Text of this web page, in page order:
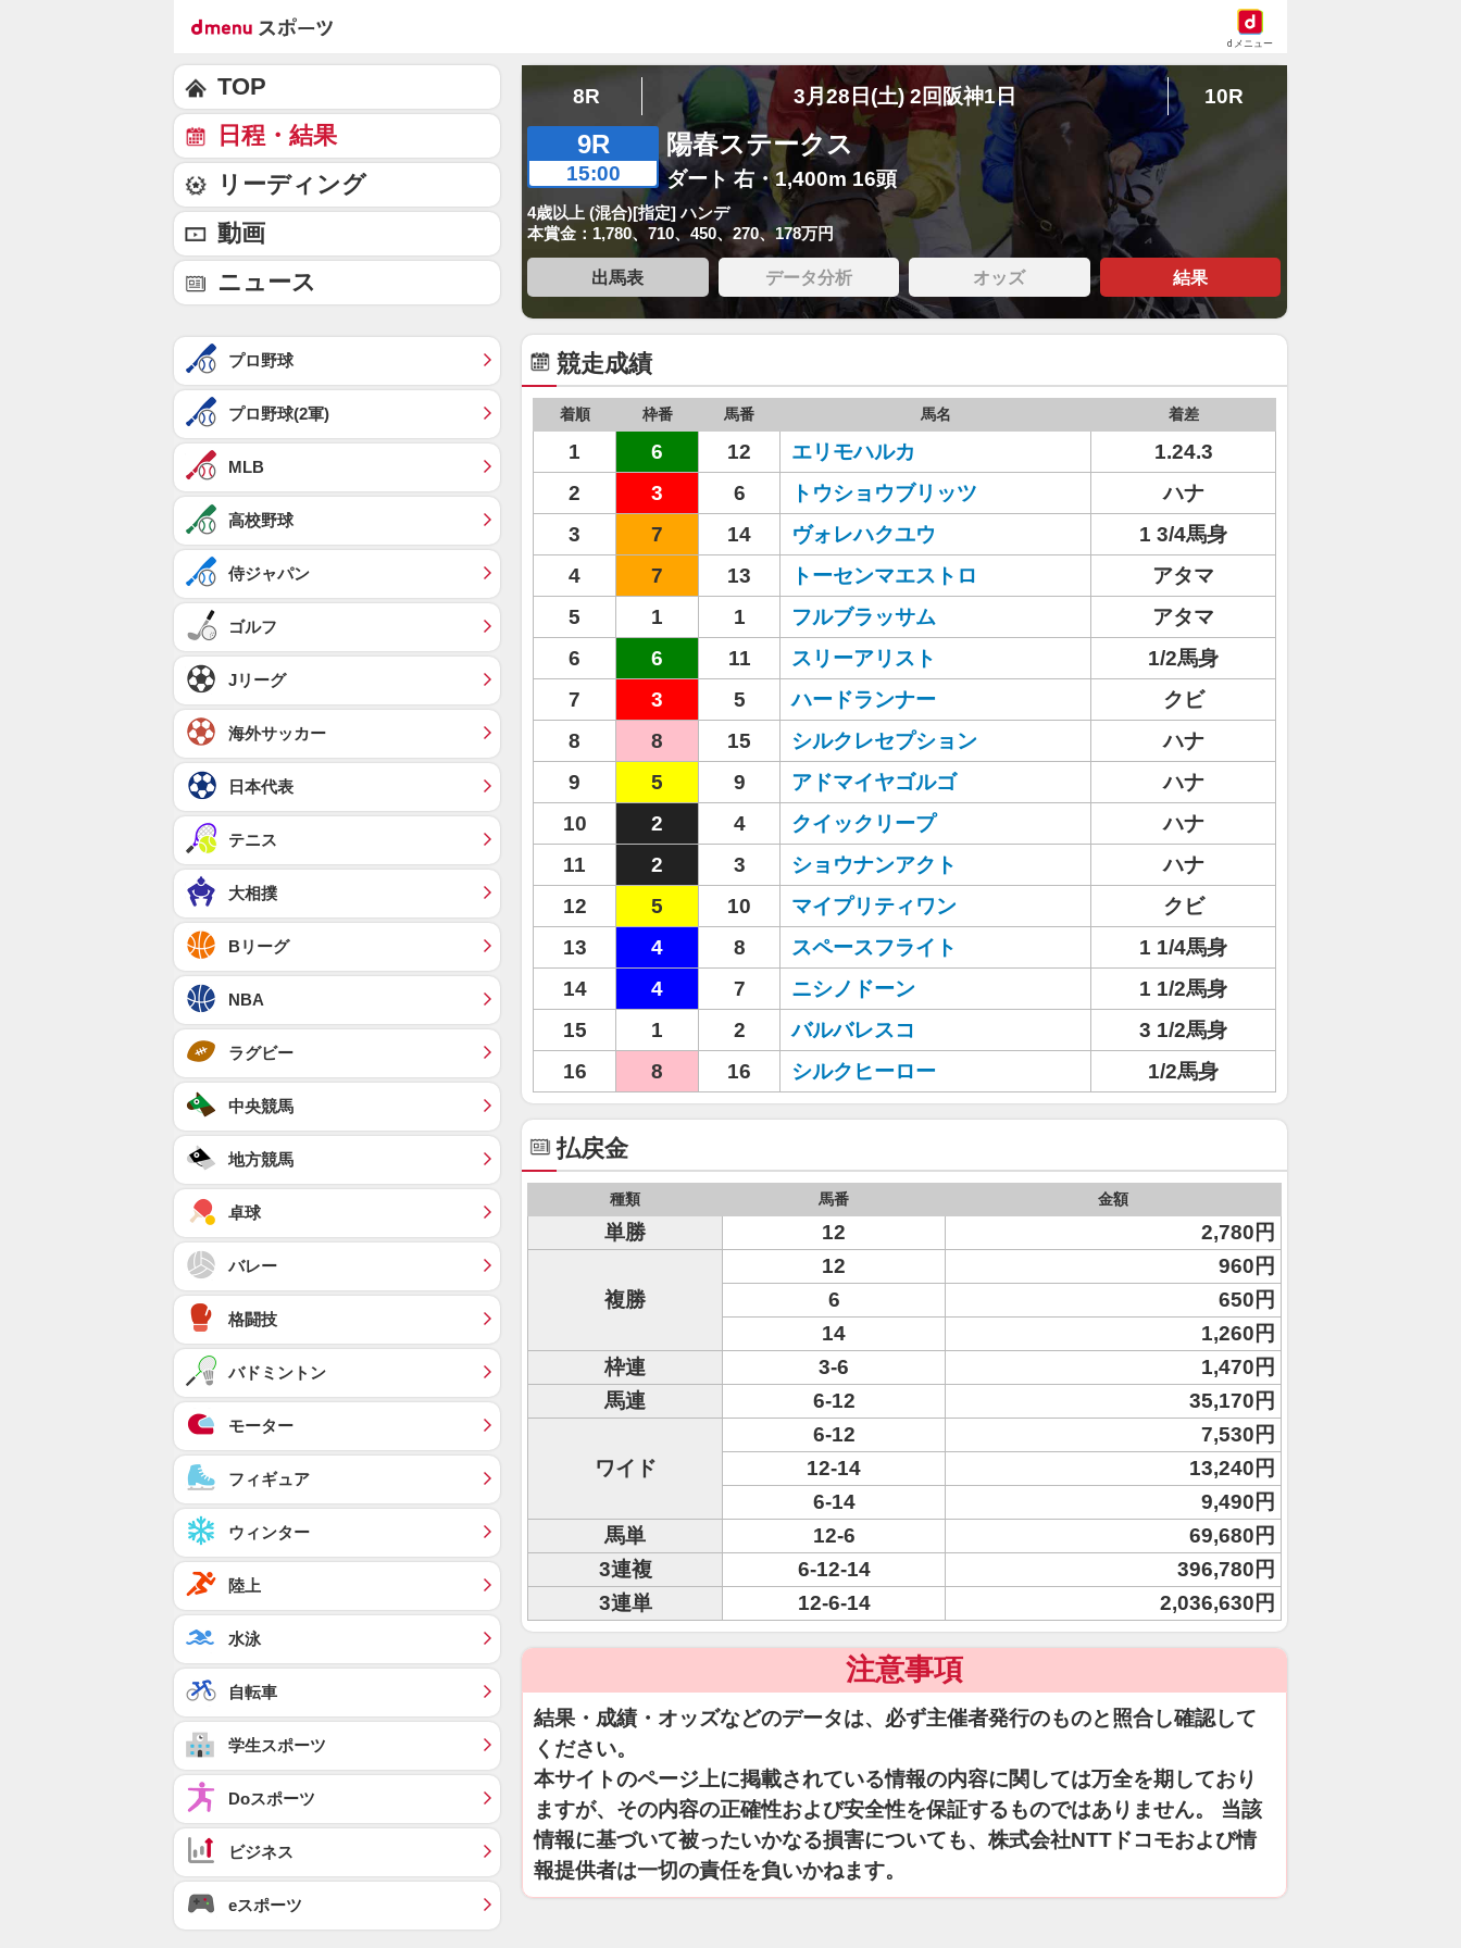
dメニュー
8R 3月28日(土) 2回阪神1日 10R
9R
15:00
陽春ステークス
ダート 右・1,400m 16頭
4歳以上 (混合)[指定] ハンデ
本賞金：1,780、710、450、270、178万円
出馬表 データ分析 オッズ 結果
競走成績
着順 枠番 馬番 馬名 着差
1 6 12 エリモハルカ
1.24.3
2
3 6 トウショウブリッツ
ハナ
3
7 14 ヴォレハクユウ
1 3/4馬身
4
7 13 トーセンマエストロ
アタマ
5
1 1 フルブラッサム
アタマ
6
6 11 スリーアリスト
1/2馬身
7
3 5 ハードランナー
クビ
8
8 15 シルクレセプション
ハナ
9
5 9 アドマイヤゴルゴ
ハナ
10
2 4 クイックリープ
ハナ
11
2 3 ショウナンアクト
ハナ
12
5 10 マイプリティワン
クビ
13
4 8 スペースフライト
1 1/4馬身
14
4 7 ニシノドーン
1 1/2馬身
15
1 2 バルバレスコ
3 1/2馬身
16
8 16 シルクヒーロー 1/2馬身
払戻金
種類 馬番 金額
単勝 12 2,780円
複勝
12
960円
6
650円
14
1,260円
枠連
3-6
1,470円
馬連
6-12 35,170円
ワイド
6-12
7,530円
12-14
13,240円
6-14
9,490円
馬単
12-6
69,680円
3連複
6-12-14
396,780円
3連単
12-6-14 2,036,630円
注意事項
結果・成績・オッズなどのデータは、必ず主催者発行のものと照合し確認して
ください。
本サイトのページ上に掲載されている情報の内容に関しては万全を期しており
ますが、その内容の正確性および安全性を保証するものではありません。 当該
情報に基づいて被ったいかなる損害についても、株式会社NTTドコモおよび情
報提供者は一切の責任を負いかねます。
TOP
日程・結果
リーディング
動画
ニュース
プロ野球
プロ野球(2軍)
MLB
高校野球
侍ジャパン
ゴルフ
Jリーグ
海外サッカー
日本代表
テニス
大相撲
Bリーグ
NBA
ラグビー
中央競馬
地方競馬
卓球
バレー
格闘技
バドミントン
モーター
フィギュア
ウィンター
陸上
水泳
自転車
学生スポーツ
Doスポーツ
ビジネス
eスポーツ